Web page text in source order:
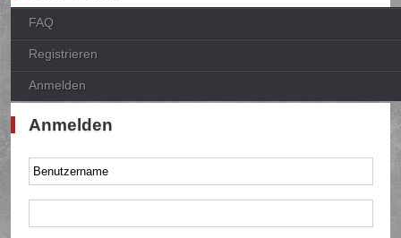
FAQ
Registrieren
Anmelden
Anmelden